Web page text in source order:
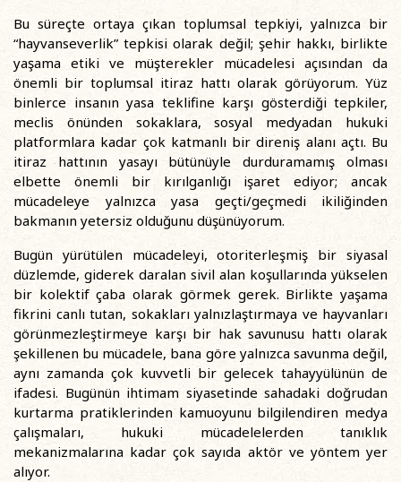
Bu süreçte ortaya çıkan toplumsal tepkiyi, yalnızca bir
“hayvanseverlik” tepkisi olarak değil; şehir hakkı, birlikte
yaşama etiki ve müşterekler mücadelesi açısından da
önemli bir toplumsal itiraz hattı olarak görüyorum. Yüz
binlerce insanın yasa teklifine karşı gösterdiği tepkiler,
meclis önünden sokaklara, sosyal medyadan hukuki
platformlara kadar çok katmanlı bir direniş alanı açtı. Bu
itiraz hattının yasayı bütünüyle durduramamış olması
elbette önemli bir kırılganlığı işaret ediyor; ancak
mücadeleye yalnızca yasa geçti/geçmedi ikiliğinden
bakmanın yetersiz olduğunu düşünüyorum.
Bugün yürütülen mücadeleyi, otoriterleşmiş bir siyasal
düzlemde, giderek daralan sivil alan koşullarında yükselen
bir kolektif çaba olarak görmek gerek. Birlikte yaşama
fikrini canlı tutan, sokakları yalnızlaştırmaya ve hayvanları
görünmezleştirmeye karşı bir hak savunusu hattı olarak
şekillenen bu mücadele, bana göre yalnızca savunma değil,
aynı zamanda çok kuvvetli bir gelecek tahayyülünün de
ifadesi. Bugünün ihtimam siyasetinde sahadaki doğrudan
kurtarma pratiklerinden kamuoyunu bilgilendiren medya
çalışmaları, hukuki mücadelelerden tanıklık
mekanizmalarına kadar çok sayıda aktör ve yöntem yer
alıyor.